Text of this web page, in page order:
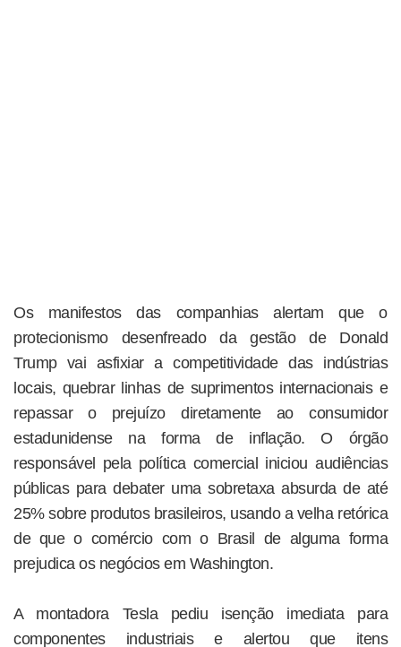
Os manifestos das companhias alertam que o
protecionismo desenfreado da gestão de Donald
Trump vai asfixiar a competitividade das indústrias
locais, quebrar linhas de suprimentos internacionais e
repassar o prejuízo diretamente ao consumidor
estadunidense na forma de inflação. O órgão
responsável pela política comercial iniciou audiências
públicas para debater uma sobretaxa absurda de até
25% sobre produtos brasileiros, usando a velha retórica
de que o comércio com o Brasil de alguma forma
prejudica os negócios em Washington.
A montadora Tesla pediu isenção imediata para
componentes industriais e alertou que itens